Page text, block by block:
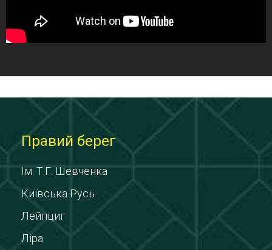
Правий берег
Ім. Т.Г. Шевченка
Київська Русь
Лейпциг
Ліра